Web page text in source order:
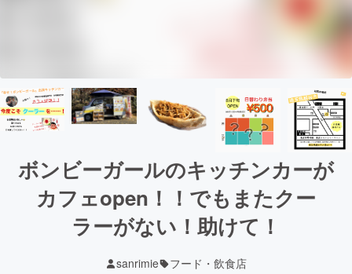
ボンビーガールのキッチンカーが
カフェopen！！でもまたクー
ラーがない！助けて！
sanrimie フード・飲食店